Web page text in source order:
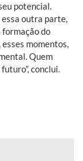
potencial.
essa outra parte,
do
momentos,
Quem
conclui.